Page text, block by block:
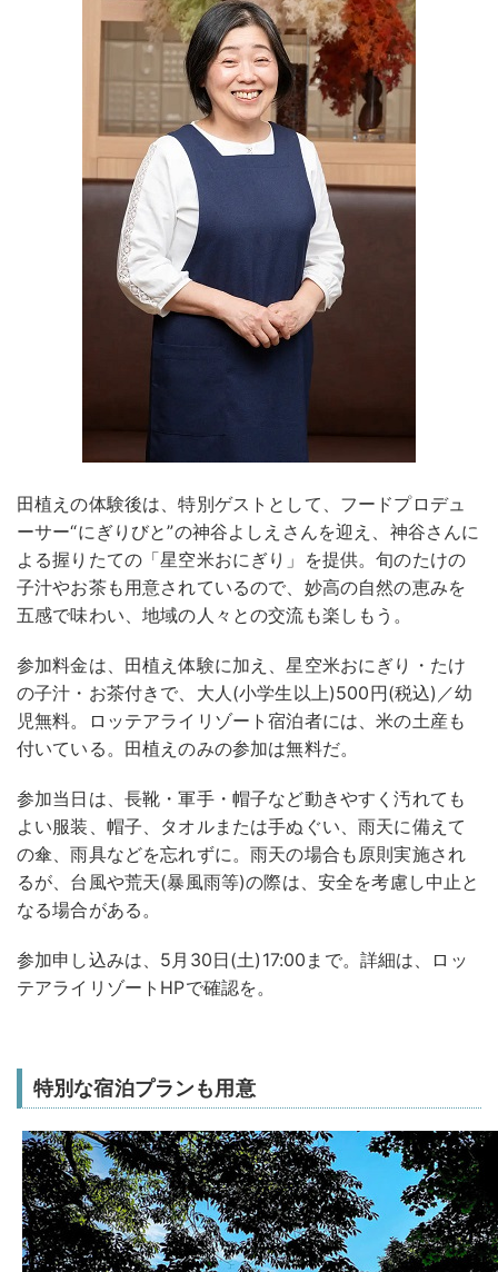
田植えの体験後は、特別ゲストとして、フードプロデュ
ーサー“にぎりびと”の神谷よしえさんを迎え、神谷さんに
よる握りたての「星空米おにぎり」を提供。旬のたけの
子汁やお茶も用意されているので、妙高の自然の恵みを
五感で味わい、地域の人々との交流も楽しもう。
参加料金は、田植え体験に加え、星空米おにぎり・たけ
の子汁・お茶付きで、大人(小学生以上)500円(税込)／幼
児無料。ロッテアライリゾート宿泊者には、米の土産も
付いている。田植えのみの参加は無料だ。
参加当日は、長靴・軍手・帽子など動きやすく汚れても
よい服装、帽子、タオルまたは手ぬぐい、雨天に備えて
の傘、雨具などを忘れずに。雨天の場合も原則実施され
るが、台風や荒天(暴風雨等)の際は、安全を考慮し中止と
なる場合がある。
参加申し込みは、5月30日(土)17:00まで。詳細は、ロッ
テアライリゾートHPで確認を。
特別な宿泊プランも用意